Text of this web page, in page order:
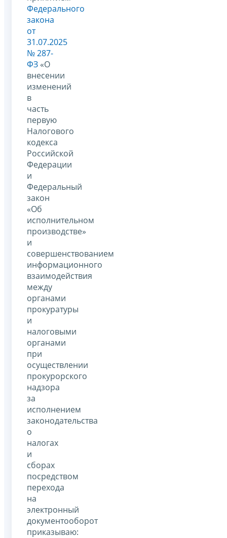
Федерального
закона
от
31.07.2025
№ 287-
ФЗ «О
внесении
изменений
в
часть
первую
Налогового
кодекса
Российской
Федерации
и
Федеральный
закон
«Об
исполнительном
производстве»
и
совершенствованием
информационного
взаимодействия
между
органами
прокуратуры
и
налоговыми
органами
при
осуществлении
прокурорского
надзора
за
исполнением
законодательства
о
налогах
и
сборах
посредством
перехода
на
электронный
документооборот
приказываю: